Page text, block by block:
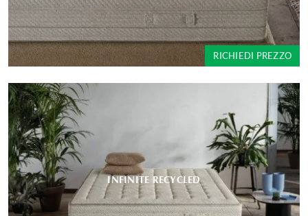
RICHIEDI PREZZO
INFINITE RECYCLED